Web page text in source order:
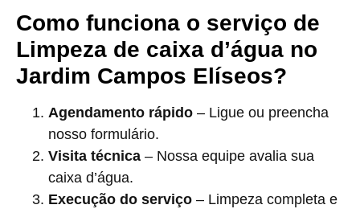
Como funciona o serviço de
Limpeza de caixa d’água no
Jardim Campos Elíseos?
Agendamento rápido – Ligue ou preencha
nosso formulário.
Visita técnica – Nossa equipe avalia sua
caixa d’água.
Execução do serviço – Limpeza completa e